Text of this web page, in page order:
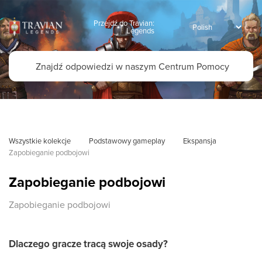
Przejdź do Travian:
Legends
Wszystkie kolekcje Podstawowy gameplay
Ekspansja
Zapobieganie podbojowi
Zapobieganie podbojowi
Zapobieganie podbojowi
Dlaczego gracze tracą swoje osady?